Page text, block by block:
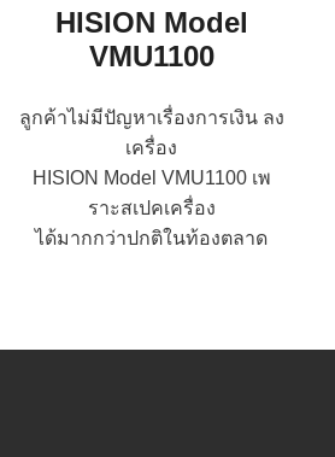
HISION Model
VMU1100
ลูกค้าไม่มีปัญหาเรื่องการเงิน ลง
เครื่อง
HISION Model VMU1100 เพ
ราะสเปคเครื่อง
ได้มากกว่าปกติในท้องตลาด